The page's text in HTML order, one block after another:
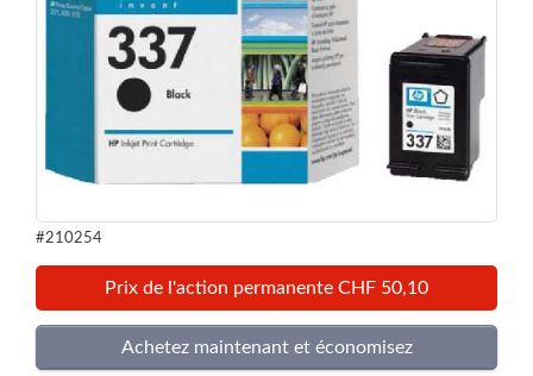
#210254
Prix de l'action permanente CHF 50,10